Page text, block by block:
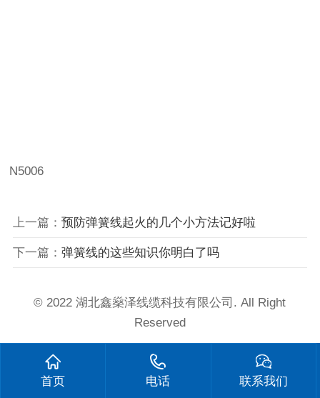
N5006
上一篇： 预防弹簧线起火的几个小方法记好啦
下一篇： 弹簧线的这些知识你明白了吗
© 2022 湖北鑫燊泽线缆科技有限公司. All Right
Reserved
首页 电话 联系我们